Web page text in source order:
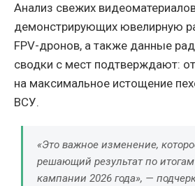
Анализ свежих
демонстрирующих ювелирную
FPV-дронов, а также данные
сводки с мест подтверждают:
на максимальное истощение
ВСУ.
«Это важное изменение,
решающий результат по
кампании 2026 года», —